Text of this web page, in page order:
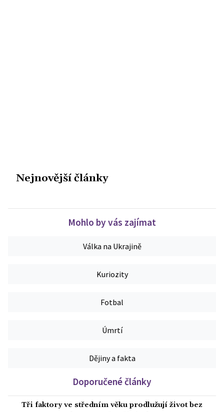
Nejnovější články
Mohlo by vás zajímat
Válka na Ukrajině
Kuriozity
Fotbal
Úmrtí
Dějiny a fakta
Doporučené články
Tři faktory ve středním věku prodlužují život bez